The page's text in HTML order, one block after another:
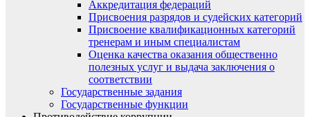
Аккредитация федераций
Присвоения разрядов и судейских категорий
Присвоение квалификационных категорий
тренерам и иным специалистам
Оценка качества оказания общественно
полезных услуг и выдача заключения о
соответствии
Государственные задания
Государственные функции